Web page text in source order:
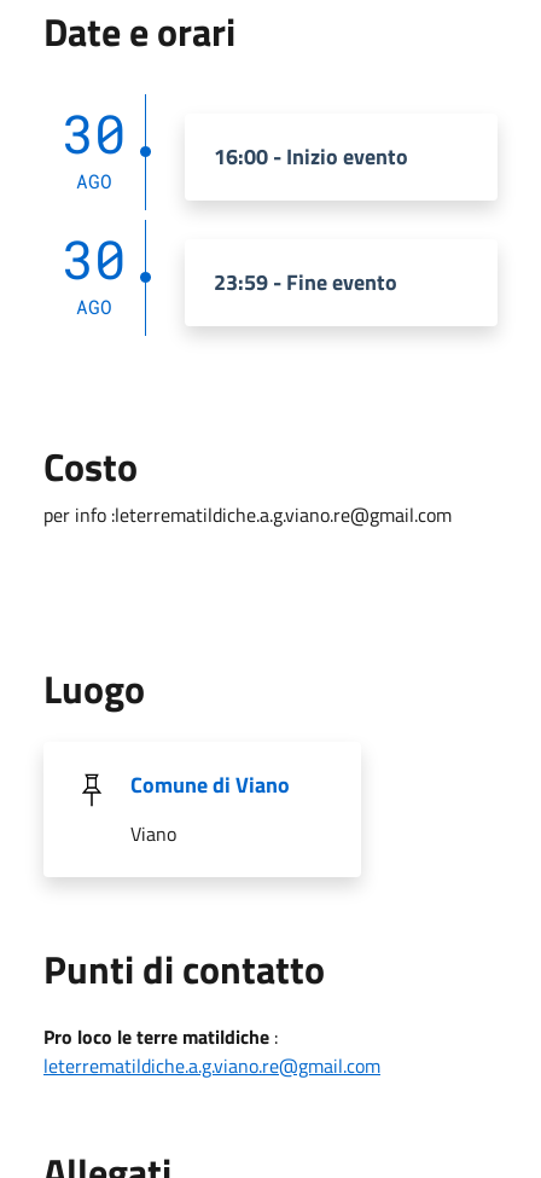
Date e orari
30
AGO
16:00 - Inizio evento
30
AGO
23:59 - Fine evento
Costo
per info :leterrematildiche.a.g.viano.re@gmail.com
Luogo
Comune di Viano
Viano
Punti di contatto
Pro loco le terre matildiche :
leterrematildiche.a.g.viano.re@gmail.com